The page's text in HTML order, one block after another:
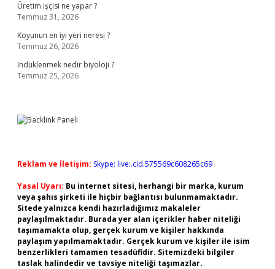
Üretim işçisi ne yapar ?
Temmuz 31, 2026
Koyunun en iyi yeri neresi ?
Temmuz 26, 2026
Indüklenmek nedir biyoloji ?
Temmuz 25, 2026
Reklam ve İletişim: Skype: live:.cid.575569c608265c69
Yasal Uyarı: Bu internet sitesi, herhangi bir marka, kurum
veya şahıs şirketi ile hiçbir bağlantısı bulunmamaktadır.
Sitede yalnızca kendi hazırladığımız makaleler
paylaşılmaktadır. Burada yer alan içerikler haber niteliği
taşımamakta olup, gerçek kurum ve kişiler hakkında
paylaşım yapılmamaktadır. Gerçek kurum ve kişiler ile isim
benzerlikleri tamamen tesadüfidir. Sitemizdeki bilgiler
taslak halindedir ve tavsiye niteliği taşımazlar.